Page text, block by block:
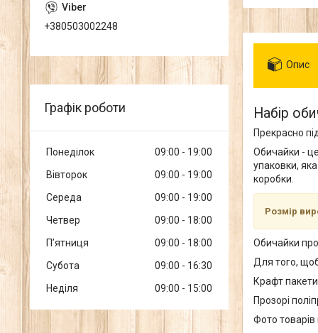
Опис
Набір
Прекрасно
Обичайки -
упаковки,
коробки.
Розмір
Обичайки
Для того,
Крафт
Прозорі
Фото товарів
+380503002248
Графік роботи
Понеділок 09:00
19:00
Вівторок
09:00
19:00
Середа
09:00
19:00
Четвер
09:00
18:00
Пʼятниця
09:00
18:00
Субота
09:00
16:30
Неділя
09:00 15:00